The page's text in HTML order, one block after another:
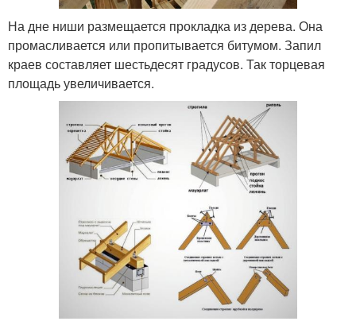
На дне ниши размещается прокладка из дерева. Она
промасливается или пропитывается битумом. Запил
краев составляет шестьдесят градусов. Так торцевая
площадь увеличивается.